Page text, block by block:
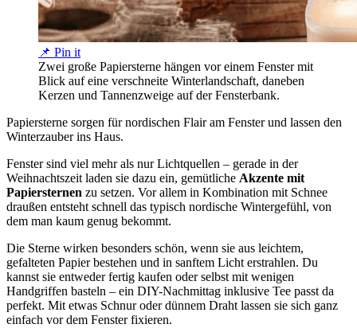
📌 Pin it
Zwei große Papiersterne hängen vor einem Fenster mit
Blick auf eine verschneite Winterlandschaft, daneben
Kerzen und Tannenzweige auf der Fensterbank.
Papiersterne sorgen für nordischen Flair am Fenster und lassen den
Winterzauber ins Haus.
Fenster sind viel mehr als nur Lichtquellen – gerade in der
Weihnachtszeit laden sie dazu ein, gemütliche Akzente mit
Papiersternen zu setzen. Vor allem in Kombination mit Schnee
draußen entsteht schnell das typisch nordische Wintergefühl, von
dem man kaum genug bekommt.
Die Sterne wirken besonders schön, wenn sie aus leichtem,
gefalteten Papier bestehen und in sanftem Licht erstrahlen. Du
kannst sie entweder fertig kaufen oder selbst mit wenigen
Handgriffen basteln – ein DIY-Nachmittag inklusive Tee passt da
perfekt. Mit etwas Schnur oder dünnem Draht lassen sie sich ganz
einfach vor dem Fenster fixieren.